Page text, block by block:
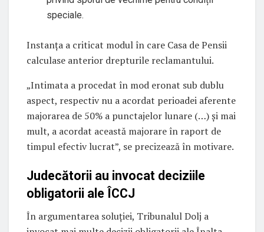
speciale.
Instanța a criticat modul în care Casa de Pensii
calculase anterior drepturile reclamantului.
„Intimata a procedat în mod eronat sub dublu
aspect, respectiv nu a acordat perioadei aferente
majorarea de 50% a punctajelor lunare (…) și mai
mult, a acordat această majorare în raport de
timpul efectiv lucrat”, se precizează în motivare.
Judecătorii au invocat deciziile
obligatorii ale ÎCCJ
În argumentarea soluției, Tribunalul Dolj a